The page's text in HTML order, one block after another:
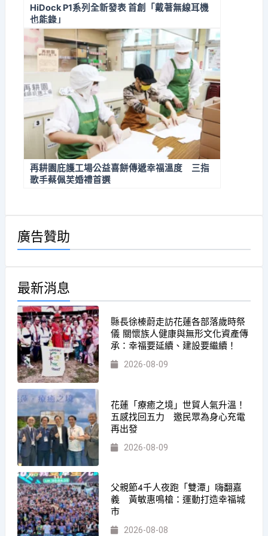
HiDock P1系列全新發表 首創「戴著無線耳機
也能錄」
再耕園庇護工場公益喜餅傳遞幸福溫度 三指
歌手蔡佩芙婚禮首選
廣告贊助
最新消息
縣長徐榛蔚走訪花蓮各部落歲時祭
儀 關懷族人健康與無形文化資產傳
承：幸福要延續、建設要繼續！
2026-08-09
花蓮「療癒之境」世貿人氣升溫！
五感找回五力 邀民眾為身心充電
再出發
2026-08-09
父親節4千人夜跑「雙潭」嗨翻嘉
義 黃敏惠鳴槍：運動打造幸福城
市
2026-08-08